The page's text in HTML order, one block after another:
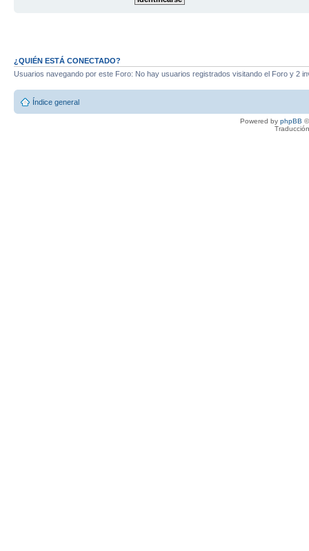
¿QUIÉN ESTÁ CONECTADO?
Usuarios navegando por este Foro: No hay usuarios registrados visitando el Foro y 2
Índice general
Powered by phpBB